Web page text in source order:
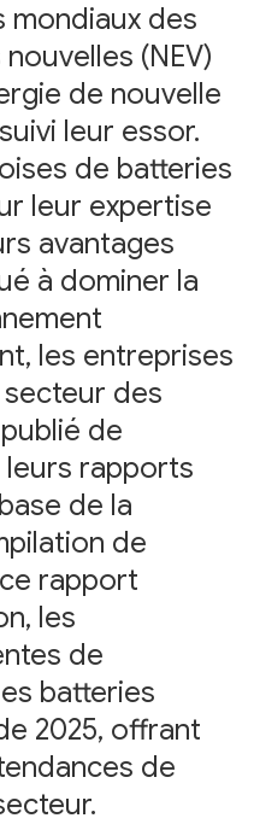
mondiaux des
(NEV)
de nouvelle
leur essor.
de batteries
leur expertise
avantages
à dominer la
les entreprises
des
de
rapports
de la
de
rapport
les
de
batteries
2025, offrant
de